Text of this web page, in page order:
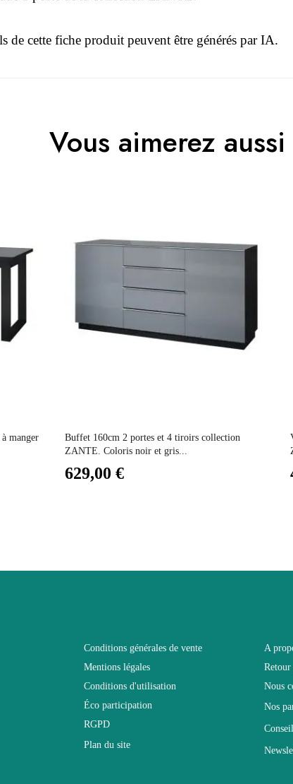
de cette fiche produit peuvent être générés par IA.
2 ans
37
Non relevable
connecter pour laisser un avis
Vous aimerez aussi
manger
Buffet 160cm 2 portes et 4 tiroirs collection
ZANTE. Coloris noir et gris...
629,00 €
Conditions générales de vente
Mentions légales
Conditions d'utilisation
Éco participation
RGPD
Plan du site
A
Nous
Nos